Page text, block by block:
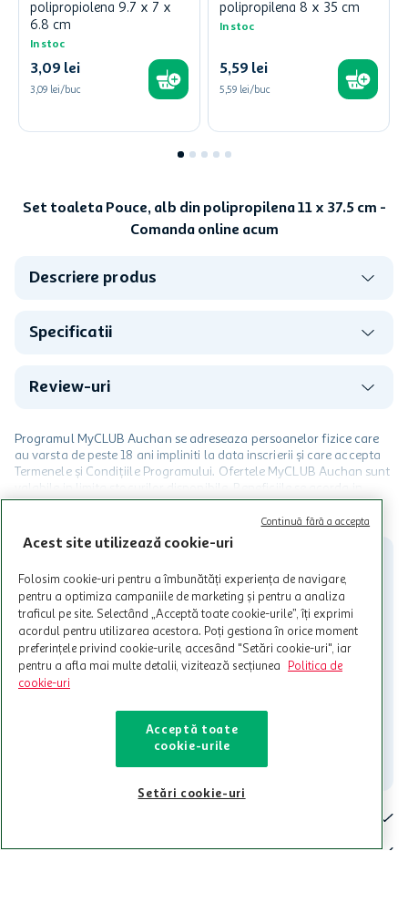
polipropiolena 9.7 x 7 x
6.8 cm
In stoc
3,09 lei
3,09 lei/buc
polipropilena 8 x 35 cm
In stoc
5,59 lei
5,59 lei/buc
Set toaleta Pouce, alb din polipropilena 11 x 37.5 cm -
Comanda online acum
Descriere produs
Specificatii
Review-uri
Programul MyCLUB Auchan se adreseaza persoanelor fizice care
au varsta de peste 18 ani impliniti la data inscrierii și care accepta
Termenele și Condițiile Programului. Ofertele MyCLUB Auchan sunt
limita a 12 unitati / card client o singura data in perioada promotiei.
Cardul poate fi utilizat doar in legatura cu magazinele Auchan
participante și pentru acțiuni promotionale indicate de Auchan si
nu raspunde pentru imposibilitatea utilizarii Cardului in perioada in
care aceste este suspendat sau in perioada in care sunt efectuate
intretineri sau reparatii tehnice la sistemul de utilizarea al Cardului.
Contacteaza-ne!
021-9141 contact@auchan.ro
Contact
Cine suntem
Acest site utilizează cookie-uri
Folosim cookie-uri pentru a îmbunătăți experiența de navigare,
pentru a optimiza campaniile de marketing și pentru a analiza
traficul pe site. Selectând „Acceptă toate cookie-urile”, îți exprimi
acordul pentru utilizarea acestora. Poți gestiona în orice moment
preferințele privind cookie-urile, accesând "Setări cookie-uri", iar
pentru a afla mai multe detalii, vizitează secțiunea
Politica de
cookie-uri
Acceptă toate
cookie-urile
Setări cookie-uri
Continuă fără a accepta